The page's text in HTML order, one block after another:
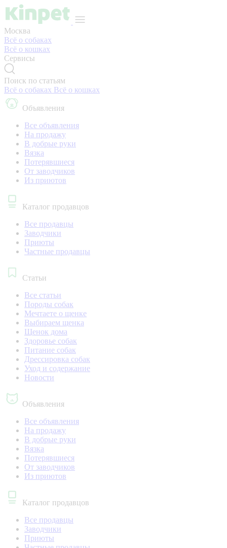
Москва
Всё о собаках
Всё о кошках
Сервисы
Поиск по статьям
Всё о собаках Всё о кошках
Объявления
Все объявления
На продажу
В добрые руки
Вязка
Потерявшиеся
От заводчиков
Из приютов
Каталог продавцов
Все продавцы
Заводчики
Приюты
Частные продавцы
Статьи
Все статьи
Породы собак
Мечтаете о щенке
Выбираем щенка
Щенок дома
Здоровье собак
Питание собак
Дрессировка собак
Уход и содержание
Новости
Объявления
Все объявления
На продажу
В добрые руки
Вязка
Потерявшиеся
От заводчиков
Из приютов
Каталог продавцов
Все продавцы
Заводчики
Приюты